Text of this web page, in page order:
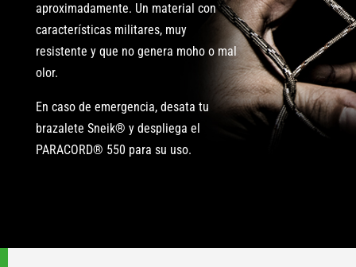
aproximadamente. Un material con
características militares, muy
resistente y que no genera moho o mal
olor.
En caso de emergencia, desata tu
brazalete Sneik® y despliega el
PARACORD® 550 para su uso.